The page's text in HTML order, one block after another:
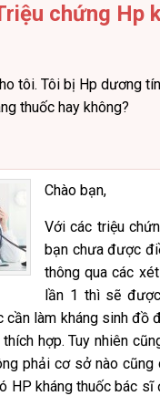
chứng Hp
tôi. Tôi bị Hp dương
thuốc hay không?
Chào bạn,
Với các triệu
bạn chưa được
thông qua các
lần 1 thì sẽ
cần làm kháng sinh đồ
hợp. Tuy nhiên
phải cơ sở nào cũng
HP kháng thuốc bác